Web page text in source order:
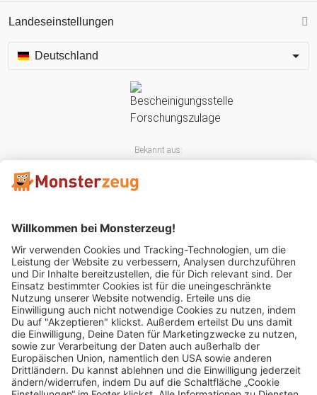
Landeseinstellungen
Deutschland
Bekannt aus:
Mitglied im: